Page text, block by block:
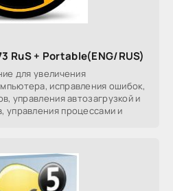
RuS + Portable(ENG/RUS)
для увеличения
исправления ошибок,
управления автозагрузкой и
управления процессами и